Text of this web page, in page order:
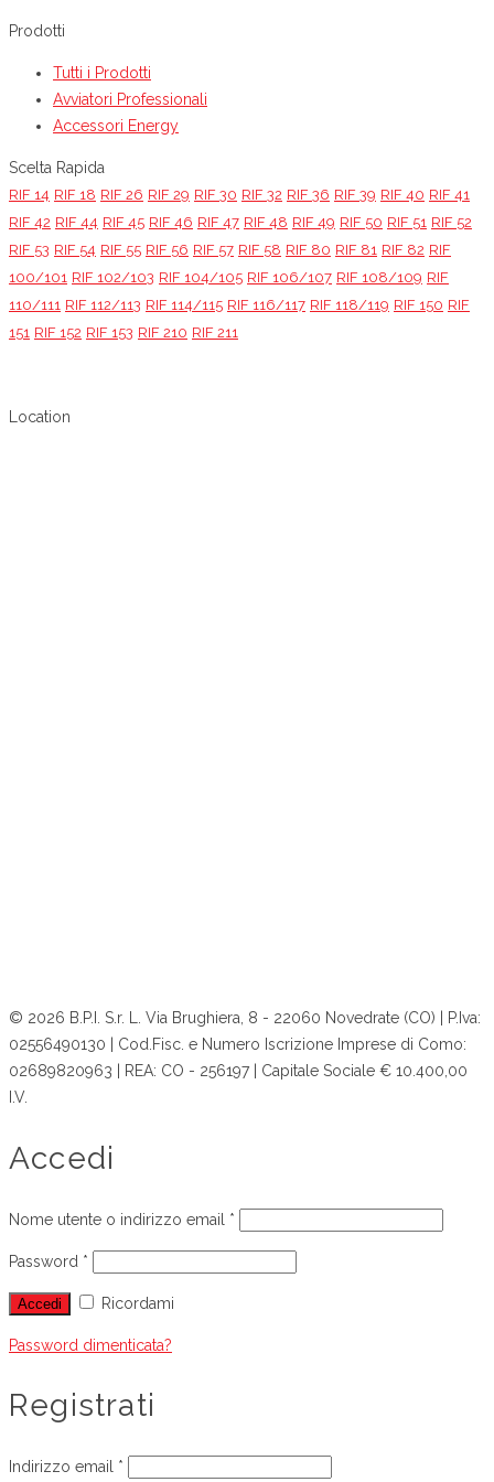
Prodotti
Tutti i Prodotti
Avviatori Professionali
Accessori Energy
Scelta Rapida
RIF 14 RIF 18 RIF 26 RIF 29 RIF 30 RIF 32 RIF 36 RIF 39 RIF 40 RIF 41
RIF 42 RIF 44 RIF 45 RIF 46 RIF 47 RIF 48 RIF 49 RIF 50 RIF 51 RIF 52
RIF 53 RIF 54 RIF 55 RIF 56 RIF 57 RIF 58 RIF 80 RIF 81 RIF 82 RIF
100/101 RIF 102/103 RIF 104/105 RIF 106/107 RIF 108/109 RIF
110/111 RIF 112/113 RIF 114/115 RIF 116/117 RIF 118/119 RIF 150 RIF
151 RIF 152 RIF 153 RIF 210 RIF 211
Location
© 2026 B.P.I. S.r. L. Via Brughiera, 8 - 22060 Novedrate (CO) | P.Iva:
02556490130 | Cod.Fisc. e Numero Iscrizione Imprese di Como:
02689820963 | REA: CO - 256197 | Capitale Sociale € 10.400,00
I.V.
Accedi
Nome utente o indirizzo email *
Password *
Accedi Ricordami
Password dimenticata?
Registrati
Indirizzo email *